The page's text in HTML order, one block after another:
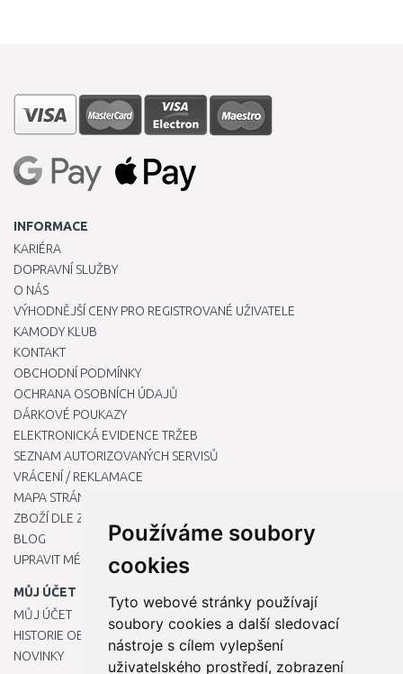
Používáme soubory
cookies
Tyto webové stránky používají
soubory cookies a další sledovací
nástroje s cílem vylepšení
uživatelského prostředí, zobrazení
INFORMACE
KARIÉRA
DOPRAVNÍ SLUŽBY
O NÁS
VÝHODNĚJŠÍ CENY PRO REGISTROVANÉ UŽIVATELE
KAMODY KLUB
KONTAKT
OBCHODNÍ PODMÍNKY
OCHRANA OSOBNÍCH ÚDAJŮ
DÁRKOVÉ POUKAZY
ELEKTRONICKÁ EVIDENCE TRŽEB
SEZNAM AUTORIZOVANÝCH SERVISŮ
VRÁCENÍ / REKLAMACE
MAPA STRÁNKY
ZBOŽÍ DLE ZNAČEK
BLOG
UPRAVIT MÉ PŘEDVOLBY COOKIES
MŮJ ÚČET
MŮJ ÚČET
HISTORIE OBJEDNÁVEK
NOVINKY